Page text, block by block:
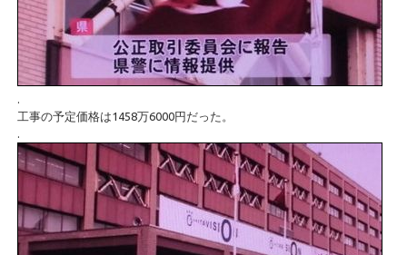
.
工事の予定価格は1458万6000円だった。
.